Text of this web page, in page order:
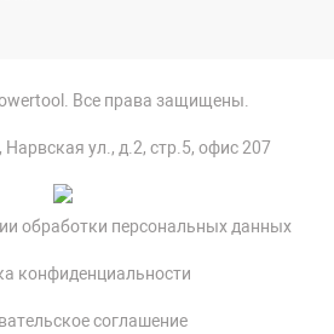
Все права защищены.
ул., д.2, стр.5, офис 207
обработки персональных данных
конфиденциальности
соглашение